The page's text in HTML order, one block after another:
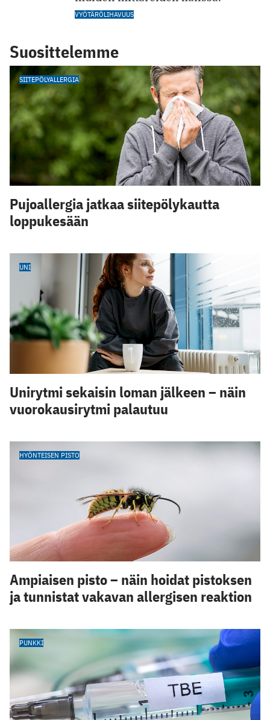
VYÖTÄRÖLIHAVUUS
Suosittelemme
SIITEPÖLYALLERGIA
Pujoallergia jatkaa siitepölykautta
loppukesään
UNI
Unirytmi sekaisin loman jälkeen – näin
vuorokausirytmi palautuu
HYÖNTEISEN PISTO
Ampiaisen pisto – näin hoidat pistoksen
ja tunnistat vakavan allergisen reaktion
PUNKKI